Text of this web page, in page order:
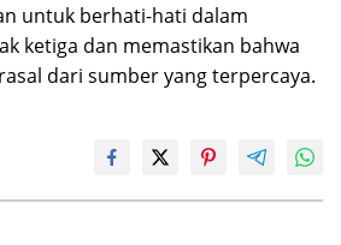
untuk berhati-hati dalam
ketiga dan memastikan bahwa
dari sumber yang terpercaya.